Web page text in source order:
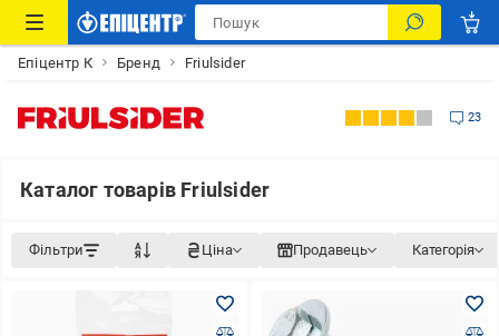
Епіцентр К Бренд Friulsider
23
Каталог товарів Friulsider
Фільтри Ціна Продавець Категорія